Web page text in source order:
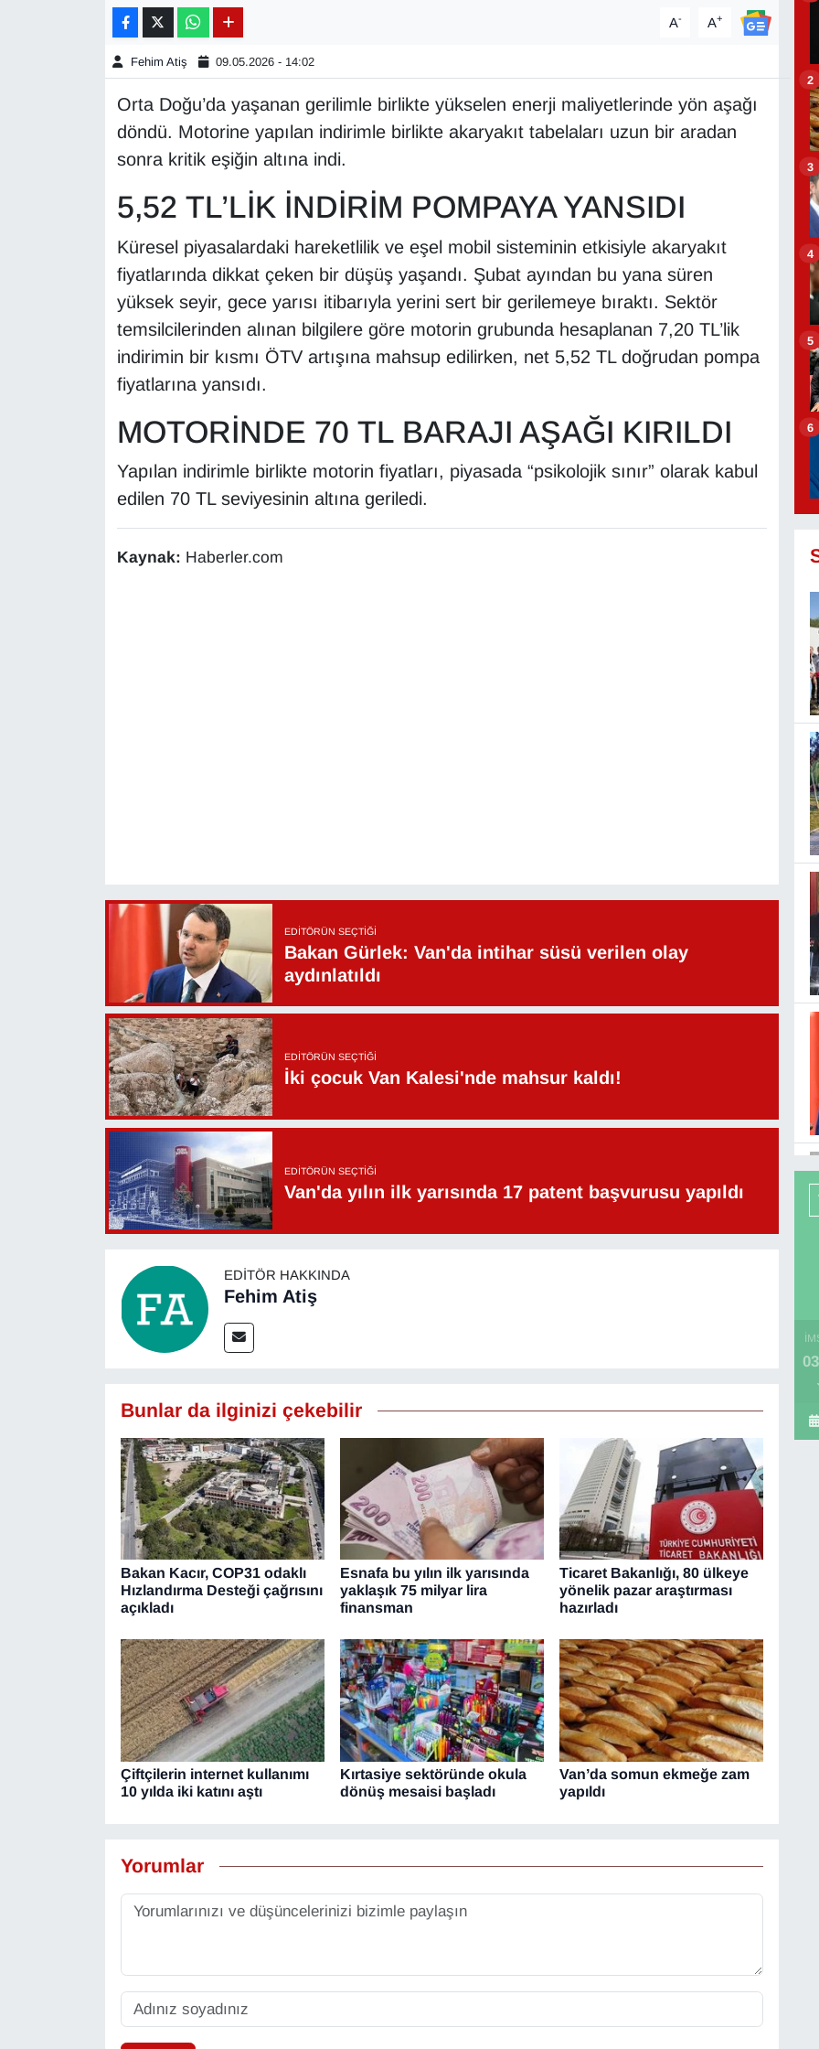
A- A+
Fehim Atiş 09.05.2026 - 14:02
Orta Doğu’da yaşanan gerilimle birlikte yükselen enerji maliyetlerinde yön aşağı
döndü. Motorine yapılan indirimle birlikte akaryakıt tabelaları uzun bir aradan
sonra kritik eşiğin altına indi.
5,52 TL’LİK İNDİRİM POMPAYA YANSIDI
Küresel piyasalardaki hareketlilik ve eşel mobil sisteminin etkisiyle akaryakıt
fiyatlarında dikkat çeken bir düşüş yaşandı. Şubat ayından bu yana süren
yüksek seyir, gece yarısı itibarıyla yerini sert bir gerilemeye bıraktı. Sektör
temsilcilerinden alınan bilgilere göre motorin grubunda hesaplanan 7,20 TL’lik
indirimin bir kısmı ÖTV artışına mahsup edilirken, net 5,52 TL doğrudan pompa
fiyatlarına yansıdı.
MOTORİNDE 70 TL BARAJI AŞAĞI KIRILDI
Yapılan indirimle birlikte motorin fiyatları, piyasada “psikolojik sınır” olarak kabul
edilen 70 TL seviyesinin altına geriledi.
Kaynak: Haberler.com
EDITÖRÜN SEÇTIĞI
Bakan Gürlek: Van'da intihar süsü verilen olay
aydınlatıldı
EDITÖRÜN SEÇTIĞI
İki çocuk Van Kalesi'nde mahsur kaldı!
EDITÖRÜN SEÇTIĞI
Van'da yılın ilk yarısında 17 patent başvurusu yapıldı
EDITÖR HAKKINDA
Fehim Atiş
Bunlar da ilginizi çekebilir
Bakan Kacır, COP31 odaklı
Hızlandırma Desteği çağrısını
açıkladı
Esnafa bu yılın ilk yarısında
yaklaşık 75 milyar lira
finansman
Ticaret Bakanlığı, 80 ülkeye
yönelik pazar araştırması
hazırladı
Çiftçilerin internet kullanımı
10 yılda iki katını aştı
Kırtasiye sektöründe okula
dönüş mesaisi başladı
Van’da somun ekmeğe zam
yapıldı
Yorumlar
2
3
4
5
6
Gündem
HABERDE İNSAN
Kamu Alımları
Kim Kimdir?
Kültür & Sanat
MAGAZİN
ONE EKONOMİ
TEKNOLOJİ
VAN'DA SPOR